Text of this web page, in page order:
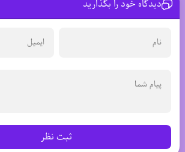
دیدگاه خود را بگذارید
ثبت نظر